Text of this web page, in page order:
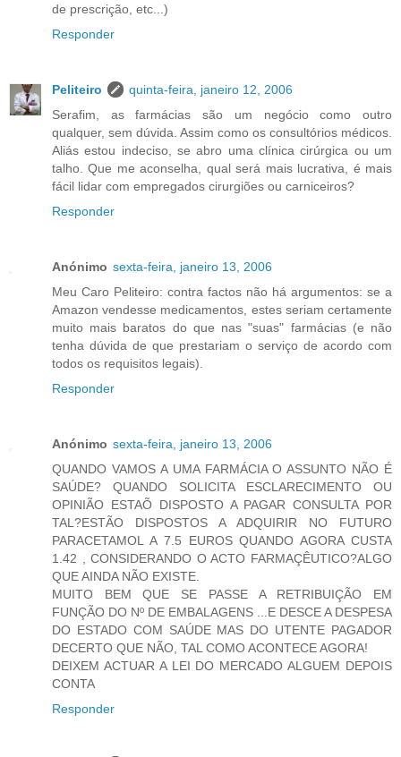
de prescrição, etc...)
Responder
Peliteiro
quinta-feira, janeiro 12, 2006
Serafim, as farmácias são um negócio como outro
qualquer, sem dúvida. Assim como os consultórios médicos.
Aliás estou indeciso, se abro uma clínica cirúrgica ou um
talho. Que me aconselha, qual será mais lucrativa, é mais
fácil lidar com empregados cirurgiões ou carniceiros?
Responder
Anónimo sexta-feira, janeiro 13, 2006
Meu Caro Peliteiro: contra factos não há argumentos: se a
Amazon vendesse medicamentos, estes seriam certamente
muito mais baratos do que nas "suas" farmácias (e não
tenha dúvida de que prestariam o serviço de acordo com
todos os requisitos legais).
Responder
Anónimo sexta-feira, janeiro 13, 2006
QUANDO VAMOS A UMA FARMÁCIA O ASSUNTO NÃO É
SAÚDE? QUANDO SOLICITA ESCLARECIMENTO OU
OPINIÃO ESTAÕ DISPOSTO A PAGAR CONSULTA POR
TAL?ESTÃO DISPOSTOS A ADQUIRIR NO FUTURO
PARACETAMOL A 7.5 EUROS QUANDO AGORA CUSTA
1.42 , CONSIDERANDO O ACTO FARMAÇÊUTICO?ALGO
QUE AINDA NÃO EXISTE.
MUITO BEM QUE SE PASSE A RETRIBUIÇÃO EM
FUNÇÃO DO Nº DE EMBALAGENS ...E DESCE A DESPESA
DO ESTADO COM SAÚDE MAS DO UTENTE PAGADOR
DECERTO QUE NÃO, TAL COMO ACONTECE AGORA!
DEIXEM ACTUAR A LEI DO MERCADO ALGUEM DEPOIS
CONTA
Responder